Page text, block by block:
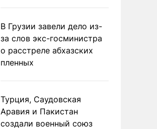
В Грузии завели дело из-
за слов экс-госминистра
о расстреле абхазских
пленных
Турция, Саудовская
Аравия и Пакистан
создали военный союз